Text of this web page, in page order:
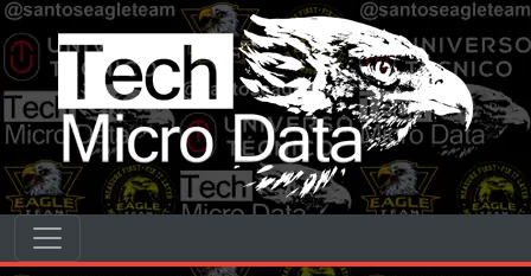
Pular para o conteúdo
Tech Micro Data
Pular para o conteúdo
Navegação principal